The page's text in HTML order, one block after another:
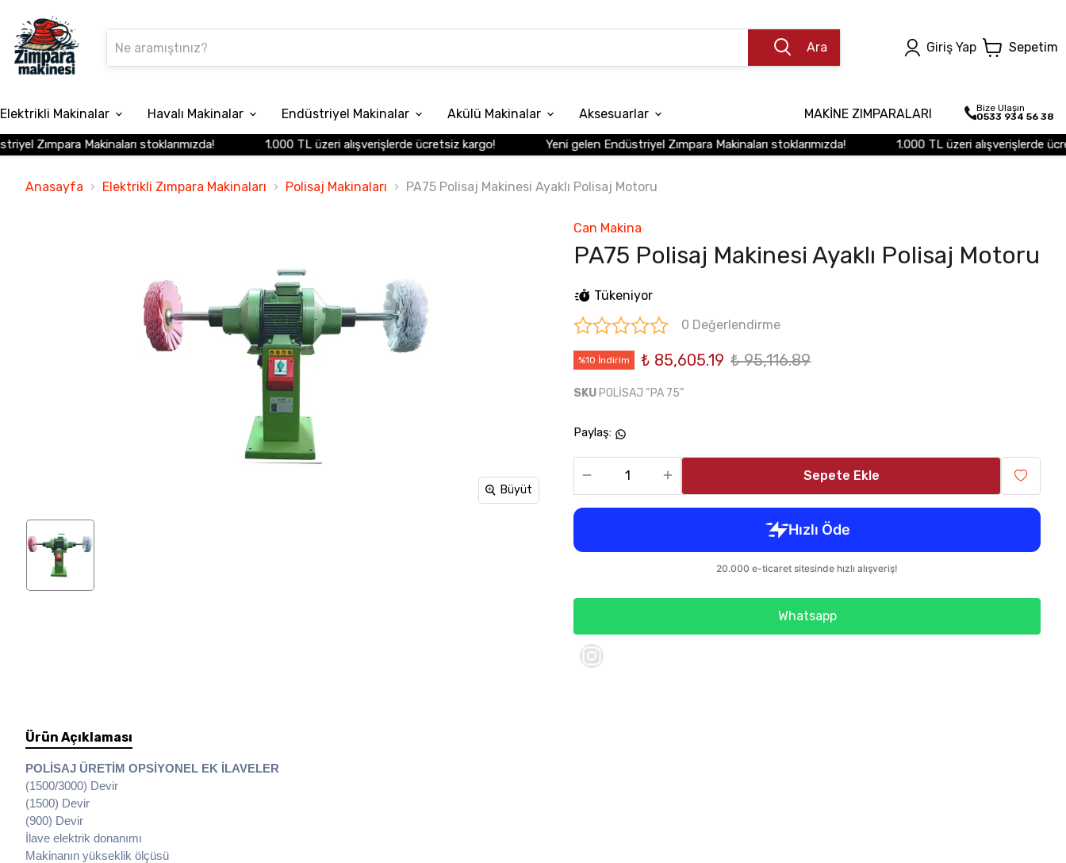
Ara Giriş Yap Sepetim
Elektrikli Makinalar Havalı Makinalar Endüstriyel Makinalar Akülü Makinalar Aksesuarlar MAKİNE ZIMPARALARI Bize Ulaşın
0533 934 56 38
Zımpara Makinaları stoklarımızda! 1.000 TL üzeri alışverişlerde ücretsiz kargo! Yeni gelen Endüstriyel Zımpara Makinaları stoklarımızda! 1.000 TL üzeri alışverişlerde
Anasayfa Elektrikli Zımpara Makinaları Polisaj Makinaları PA75 Polisaj Makinesi Ayaklı Polisaj Motoru
Büyüt
Can Makina
PA75 Polisaj Makinesi Ayaklı Polisaj Motoru
Tükeniyor
0 Değerlendirme
%10 İndirim ₺ 85,605.19 ₺ 95,116.89
SKU POLİSAJ “PA 75”
Paylaş:
Sepete Ekle
Whatsapp
Ürün Açıklaması
POLİSAJ ÜRETİM OPSİYONEL EK İLAVELER
(1500/3000) Devir
(1500) Devir
(900) Devir
İlave elektrik donanımı
Makinanın yükseklik ölçüsü